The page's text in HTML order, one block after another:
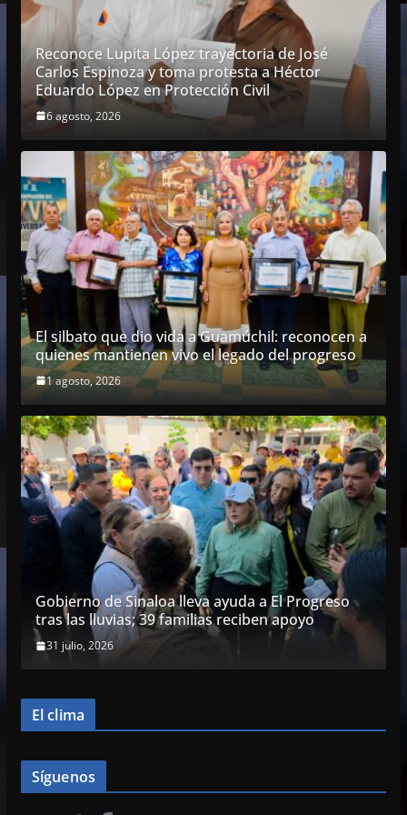
Reconoce Lupita López trayectoria de José
Carlos Espinoza y toma protesta a Héctor
Eduardo López en Protección Civil
6 agosto, 2026
El silbato que dio vida a Guamúchil: reconocen a
quienes mantienen vivo el legado del progreso
1 agosto, 2026
Gobierno de Sinaloa lleva ayuda a El Progreso
tras las lluvias; 39 familias reciben apoyo
31 julio, 2026
El clima
Síguenos